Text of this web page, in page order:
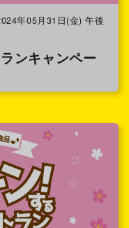
年05月31日(金) 午後
ンキャンペー